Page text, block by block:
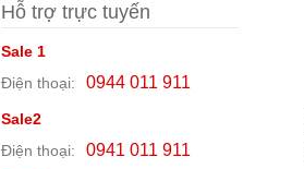
Hỗ trợ trực tuyến
Sale 1
Điện thoại:
0944 011 911
Sale2
Điện thoại:
0941 011 911